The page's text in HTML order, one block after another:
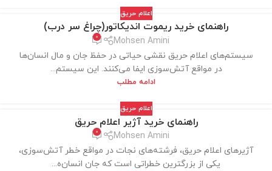
اعلام حریق
راهنمای خرید ریموت اندیکاتور(چراغ سر درب)
Mohsen Amini
0
سیستم‌های اعلام حریق نقشی حیاتی در حفظ جان و مال انسان‌ها
در مواقع آتش‌سوزی ایفا می‌کنند. این سیستم‌...
ادامه مطلب
اعلام حریق
راهنمای خرید آژیر اعلام حریق
Mohsen Amini
0
آژیرهای اعلام حریق، فرشته‌های نجات در مواقع خطر آتش‌سوزی،
یکی از بزرگترین خطراتی است که جان انسان‌ه...